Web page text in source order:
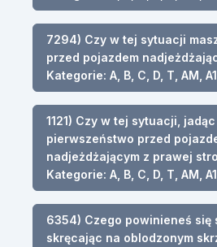
7294) Czy w tej sytuacji
przed pojazdem
Kategorie: A, B, C, D, T, AM,
1121) Czy w tej sytuacji,
pierwszeństwo przed
nadjeżdżającym z prawej
Kategorie: A, B, C, D, T, AM,
6354) Czego powinieneś się
skręcając na oblodzonym